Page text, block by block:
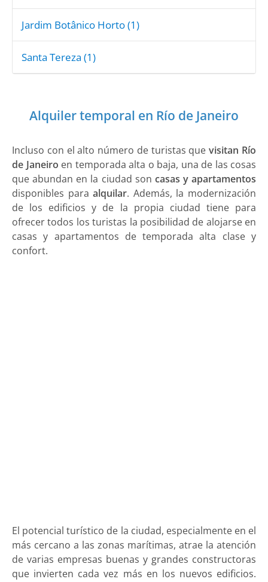
Jardim Botânico Horto (1)
Santa Tereza (1)
Alquiler temporal en Río de Janeiro
Incluso con el alto número de turistas quevisitan Río
de Janeiro en temporada alta o baja, una de las cosas
que abundan en la ciudad son casas y apartamentos
disponibles paraalquilar. Además, la modernización
de los edificios y de la propia ciudad tiene para
ofrecer todos los turistas la posibilidad de alojarse en
casas y apartamentos de temporada alta clase y
confort.
El potencial turístico de la ciudad, especialmente en el
más cercano a las zonas marítimas, atrae la atención
de varias empresas buenas y grandes constructoras
que invierten cada vez más en los nuevos edificios.